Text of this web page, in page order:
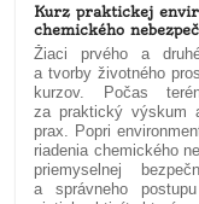
DREVÁRSKEJ
A
STAVEBNEJ
V
KRÁSNE
NAD
KYSUCOU:
Kurz praktickej
chemického
Žiaci prvého a
a tvorby životného
kurzov. Počas
za praktický výskum
prax. Popri
riadenia chemického
priemyselnej
a správneho